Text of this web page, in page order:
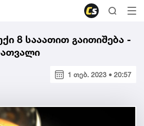
8 სააათით გაითიშება -
1 თებ. 2023 • 20:57